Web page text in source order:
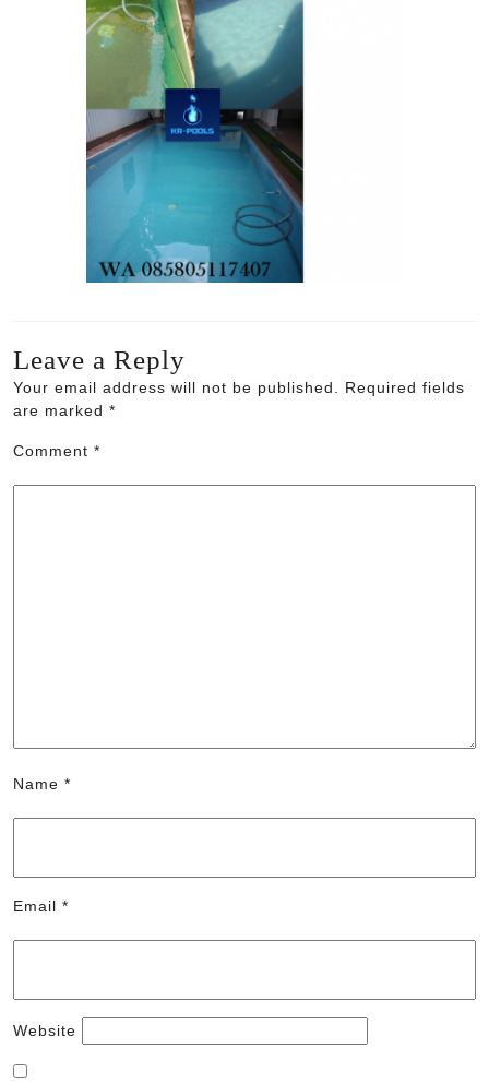
Leave a Reply
Your email address will not be published.
Required fields
are marked *
Comment *
Name *
Email *
Website